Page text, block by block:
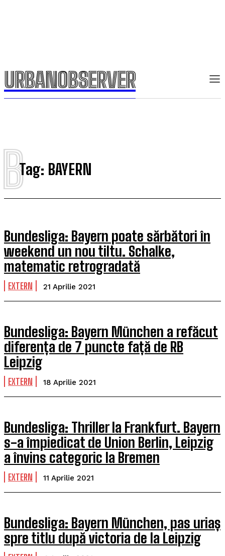
URBANOBSERVER
URBANOBSERVER
Tag: BAYERN
B
Bundesliga: Bayern poate sărbători în
weekend un nou tiltu. Schalke,
matematic retrogradată
EXTERN 21 Aprilie 2021
Bundesliga: Bayern München a refăcut
diferența de 7 puncte față de RB
Leipzig
EXTERN 18 Aprilie 2021
Bundesliga: Thriller la Frankfurt. Bayern
s-a împiedicat de Union Berlin, Leipzig
a învins categoric la Bremen
EXTERN 11 Aprilie 2021
Bundesliga: Bayern München, pas uriaș
spre titlu după victoria de la Leipzig